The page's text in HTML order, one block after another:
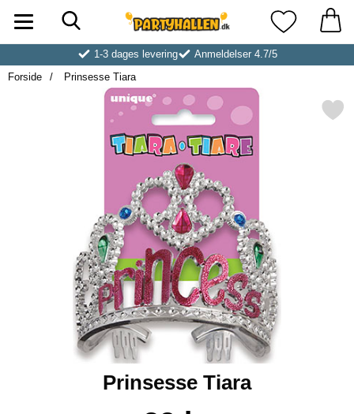
Startside for Partyhallen AB Mine
1-3 dages levering
Anmeldelser 4.7/5
Forside
Prinsesse Tiara
Markér prinsesse
Prinsesse Tiara
Køb dette produkt Prinsesse Tiara